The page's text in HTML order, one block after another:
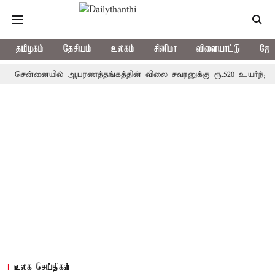
தமிழகம் தேசியம் உலகம் சினிமா விளையாட்டு
ஆபரணத்தங்கத்தின் விலை சவரனுக்கு ரூ.520 உயர்ந்து ஒரு
உலக செய்திகள்